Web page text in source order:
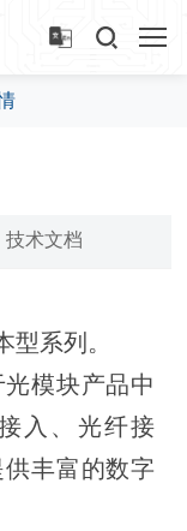
技术文档
系列。
模块产品中
入、光纤接
丰富的数字